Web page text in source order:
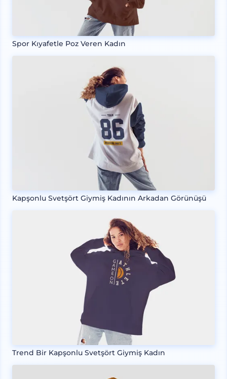
Spor Kıyafetle Poz Veren Kadın
Kapşonlu Svetşört Giymiş Kadının Arkadan Görünüşü
Trend Bir Kapşonlu Svetşört Giymiş Kadın